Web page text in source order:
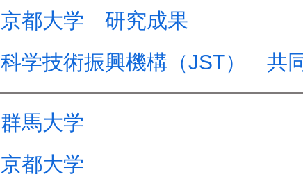
京都大学 研究成果
科学技術振興機構（JST） 共
群馬大学
京都大学